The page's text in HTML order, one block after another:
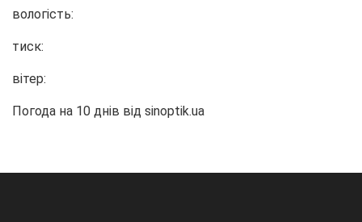
вологість:
тиск:
вітер:
Погода на 10 днів від sinoptik.ua